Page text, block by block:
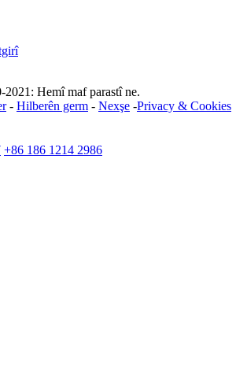
Hemî maf parastî ne.
- Hilberên germ - Nexşe -Privacy & Cookies
+86 186 1214 2986